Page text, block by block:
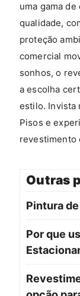
uma gama
qualidade,
proteção
comercial
sonhos, o
a escolha
estilo. Invista
Pisos e
revestimento
Outras
Pintura
Por que